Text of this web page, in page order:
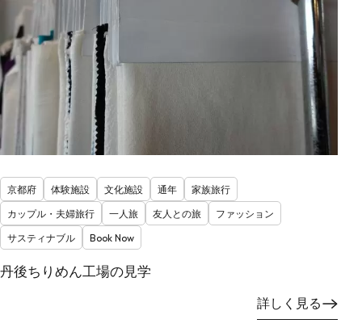
京都府 体験施設 文化施設 通年
家族旅行
カップル・夫婦旅行
一人旅 友人との旅
ファッション
サスティナブル
Book Now
丹後ちりめん工場の見学
詳しく見る